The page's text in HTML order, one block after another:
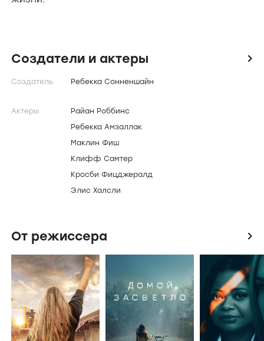
Создатели и актеры icon
Создатель Ребекка Сонненшайн
Актеры
Райан Роббинс
Ребекка Амзаллак
Маклин Фиш
Клифф Самтер
Кросби Фицджералд
Элис Халсли
От режиссера icon